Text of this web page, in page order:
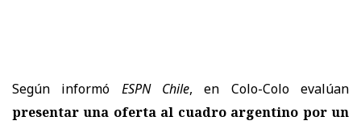
Según informó ESPN Chile, en Colo-Colo evalúan
presentar una oferta al cuadro argentino por un